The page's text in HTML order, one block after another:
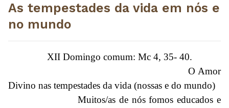
As tempestades da vida em nós e
no mundo
XII Domingo comum: Mc 4, 35- 40.
O Amor
Divino nas tempestades da vida (nossas e do mundo)
Muitos/as de nós fomos educados e